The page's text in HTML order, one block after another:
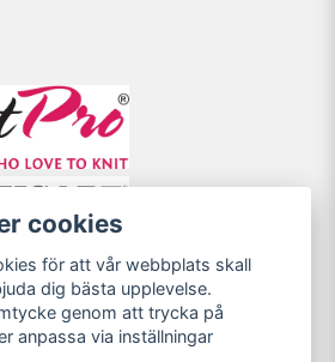
cookies
för att vår webbplats skall
dig bästa upplevelse.
genom att trycka på
anpassa via inställningar